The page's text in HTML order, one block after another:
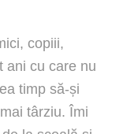
copiii,
ani cu care nu
timp să-și
târziu. Îmi